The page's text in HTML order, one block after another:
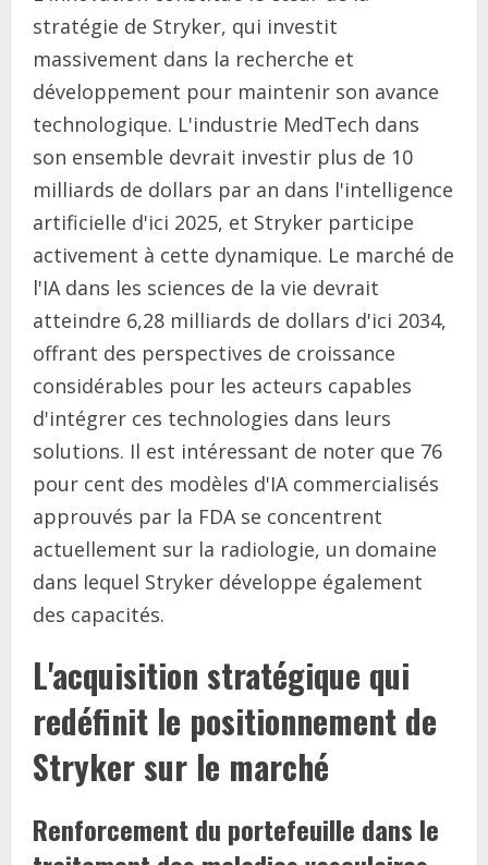
stratégie de Stryker, qui investit
massivement dans la recherche et
développement pour maintenir son avance
technologique. L'industrie MedTech dans
son ensemble devrait investir plus de 10
milliards de dollars par an dans l'intelligence
artificielle d'ici 2025, et Stryker participe
activement à cette dynamique. Le marché de
l'IA dans les sciences de la vie devrait
atteindre 6,28 milliards de dollars d'ici 2034,
offrant des perspectives de croissance
considérables pour les acteurs capables
d'intégrer ces technologies dans leurs
solutions. Il est intéressant de noter que 76
pour cent des modèles d'IA commercialisés
approuvés par la FDA se concentrent
actuellement sur la radiologie, un domaine
dans lequel Stryker développe également
des capacités.
L'acquisition stratégique qui
redéfinit le positionnement de
Stryker sur le marché
Renforcement du portefeuille dans le